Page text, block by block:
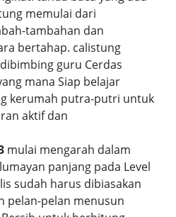
memulai dari
tambahan dan
bertahap. calistung
guru Cerdas
mana Siap belajar
kerumah putra-putri untuk
aktif dan
mulai mengarah dalam
panjang pada Level
sudah harus dibiasakan
pelan-pelan menusun